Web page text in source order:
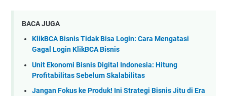
BACA JUGA
KlikBCA Bisnis Tidak Bisa Login: Cara Mengatasi
Gagal Login KlikBCA Bisnis
Unit Ekonomi Bisnis Digital Indonesia: Hitung
Profitabilitas Sebelum Skalabilitas
Jangan Fokus ke Produk! Ini Strategi Bisnis Jitu di Era